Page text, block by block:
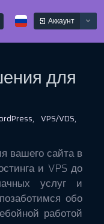
Аккаунт
для
VPS/VDS,
вашего сайта в
и VPS до
услуг и
обо
работой